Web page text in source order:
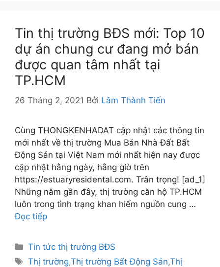
Tin thị trường BĐS mới: Top 10
dự án chung cư đang mở bán
được quan tâm nhất tại
TP.HCM
26 Tháng 2, 2021 Bởi Lâm Thành Tiến
Cùng THONGKENHADAT cập nhật các thông tin
mới nhất về thị trường Mua Bán Nhà Đất Bất
Động Sản tại Việt Nam mới nhất hiện nay được
cập nhật hằng ngày, hằng giờ trên
https://estuaryresidental.com. Trân trọng! [ad_1]
Những năm gần đây, thị trường căn hộ TP.HCM
luôn trong tình trạng khan hiếm nguồn cung …
Đọc tiếp
Danh
mục
Tin tức thị trường BĐS
Thẻ
Thị trường,Thị trường Bất Động Sản,Thị